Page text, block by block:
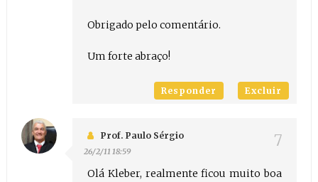
Obrigado pelo comentário.
Um forte abraço!
Responder Excluir
Prof. Paulo Sérgio
26/2/11 18:59
Olá Kleber, realmente ficou muito boa